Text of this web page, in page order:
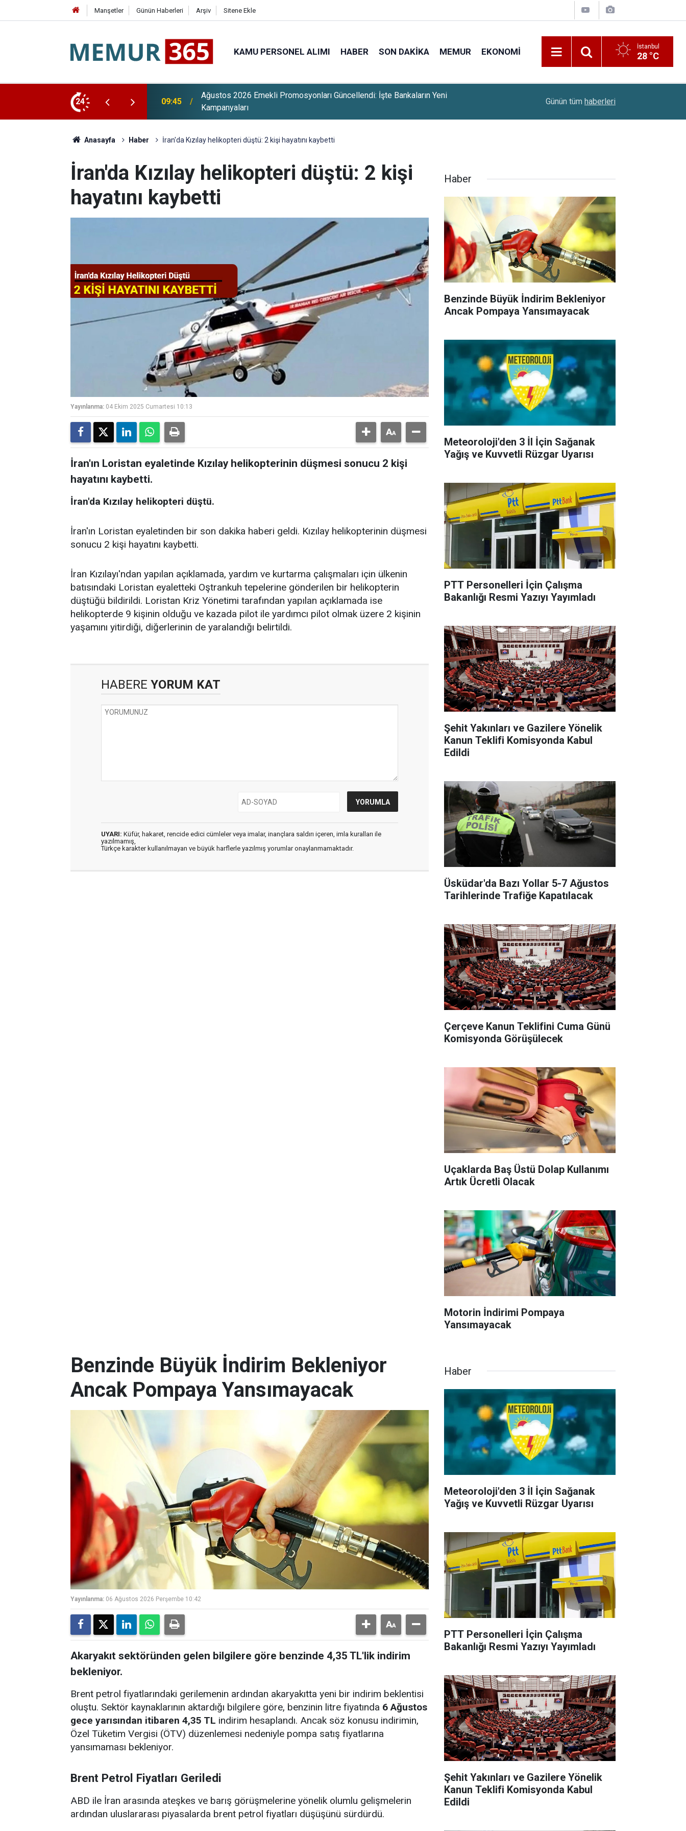
Manşetler Günün Haberleri Arşiv Sitene Ekle
KAMU PERSONEL ALIMI HABER SON DAKIKA MEMUR EKONOMI İstanbul
28 °C
24
Güncellendi: İşte Bankaların Yeni
09:12
Eskişehir Osmangazi Üniversitesi 203 Sözleşmeli Personel Alımı Yapacak:
Başvurular Başlıyor
Citi Açıkladı: TCMB Faiz İndirimi Yıl Sonuna
Günün tüm haberleri
Anasayfa Haber İran'da Kızılay helikopteri düştü: 2 kişi hayatını kaybetti
İran'da Kızılay helikopteri düştü: 2 kişi
hayatını kaybetti
Yayınlanma: 04 Ekim 2025 Cumartesi 10:13
İran'ın Loristan eyaletinde Kızılay helikopterinin düşmesi sonucu 2 kişi
hayatını kaybetti.
İran'da Kızılay helikopteri düştü.
İran'ın Loristan eyaletinden bir son dakika haberi geldi. Kızılay helikopterinin düşmesi
sonucu 2 kişi hayatını kaybetti.
İran Kızılayı'ndan yapılan açıklamada, yardım ve kurtarma çalışmaları için ülkenin
batısındaki Loristan eyaletteki Oştrankuh tepelerine gönderilen bir helikopterin
düştüğü bildirildi. Loristan Kriz Yönetimi tarafından yapılan açıklamada ise
helikopterde 9 kişinin olduğu ve kazada pilot ile yardımcı pilot olmak üzere 2 kişinin
yaşamını yitirdiği, diğerlerinin de yaralandığı belirtildi.
HABERE YORUM KAT
UYARI: Küfür, hakaret, rencide edici cümleler veya imalar, inançlara saldırı içeren, imla kuralları ile
yazılmamış,
Türkçe karakter kullanılmayan ve büyük harflerle yazılmış yorumlar onaylanmamaktadır.
Haber
Benzinde Büyük İndirim Bekleniyor
Ancak Pompaya Yansımayacak
Meteoroloji'den 3 İl İçin Sağanak
Yağış ve Kuvvetli Rüzgar Uyarısı
PTT Personelleri İçin Çalışma
Bakanlığı Resmi Yazıyı Yayımladı
Şehit Yakınları ve Gazilere Yönelik
Kanun Teklifi Komisyonda Kabul
Edildi
Üsküdar'da Bazı Yollar 5-7 Ağustos
Tarihlerinde Trafiğe Kapatılacak
Çerçeve Kanun Teklifini Cuma Günü
Komisyonda Görüşülecek
Uçaklarda Baş Üstü Dolap Kullanımı
Artık Ücretli Olacak
Motorin İndirimi Pompaya
Yansımayacak
Benzinde Büyük İndirim Bekleniyor
Ancak Pompaya Yansımayacak
Yayınlanma: 06 Ağustos 2026 Perşembe 10:42
Akaryakıt sektöründen gelen bilgilere göre benzinde 4,35 TL'lik indirim
bekleniyor.
Brent petrol fiyatlarındaki gerilemenin ardından akaryakıtta yeni bir indirim beklentisi
oluştu. Sektör kaynaklarının aktardığı bilgilere göre, benzinin litre fiyatında 6 Ağustos
gece yarısından itibaren 4,35 TL indirim hesaplandı. Ancak söz konusu indirimin,
Özel Tüketim Vergisi (ÖTV) düzenlemesi nedeniyle pompa satış fiyatlarına
yansımaması bekleniyor.
Brent Petrol Fiyatları Geriledi
ABD ile İran arasında ateşkes ve barış görüşmelerine yönelik olumlu gelişmelerin
ardından uluslararası piyasalarda brent petrol fiyatları düşüşünü sürdürdü.
Haber
Meteoroloji'den 3 İl İçin Sağanak
Yağış ve Kuvvetli Rüzgar Uyarısı
PTT Personelleri İçin Çalışma
Bakanlığı Resmi Yazıyı Yayımladı
Şehit Yakınları ve Gazilere Yönelik
Kanun Teklifi Komisyonda Kabul
Edildi